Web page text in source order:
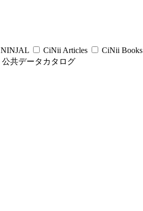
NINJAL CiNii Articles CiNii Books
公共データカタログ